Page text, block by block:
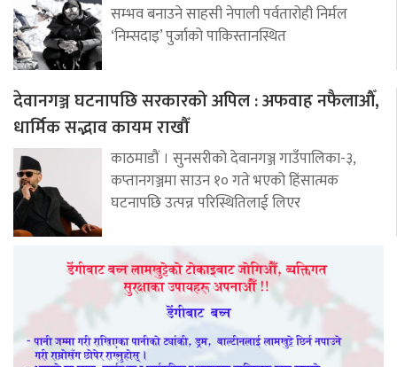
सम्भव बनाउने साहसी नेपाली पर्वतारोही निर्मल
‘निम्सदाइ’ पुर्जाको पाकिस्तानस्थित
देवानगञ्ज घटनापछि सरकारको अपिल : अफवाह नफैलाऔँ,
धार्मिक सद्भाव कायम राखौँ
काठमाडौं । सुनसरीको देवानगञ्ज गाउँपालिका-३,
कप्तानगञ्जमा साउन १० गते भएको हिंसात्मक
घटनापछि उत्पन्न परिस्थितिलाई लिएर